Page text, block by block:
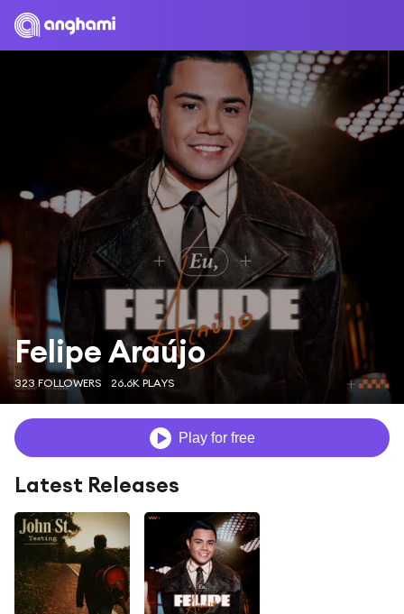
Felipe Araújo
323 FOLLOWERS 26.6K PLAYS
Play for free
Latest Releases